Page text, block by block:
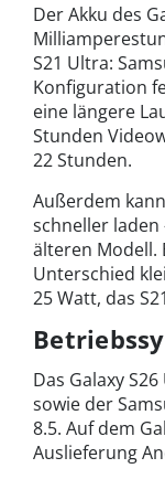
Der Akku des
S21 Ultra:
Konfiguration
eine längere
Stunden
22 Stunden.
Außerdem
schneller laden
älteren Modell.
Unterschied
25 Watt, das
Das Galaxy
sowie der
8.5. Auf dem
Auslieferung